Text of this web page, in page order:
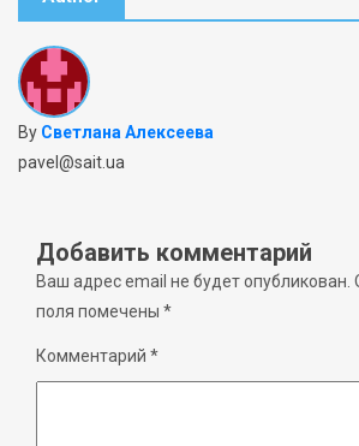
By Светлана Алексеева
pavel@sait.ua
Добавить комментарий
Ваш адрес email не будет опубликован.
поля помечены *
Комментарий *